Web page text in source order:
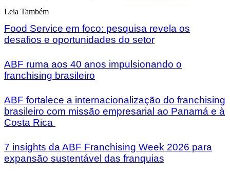
Leia Também
Food Service em foco: pesquisa revela os
desafios e oportunidades do setor
ABF ruma aos 40 anos impulsionando o
franchising brasileiro
ABF fortalece a internacionalização do franchising
brasileiro com missão empresarial ao Panamá e à
Costa Rica
7 insights da ABF Franchising Week 2026 para
expansão sustentável das franquias